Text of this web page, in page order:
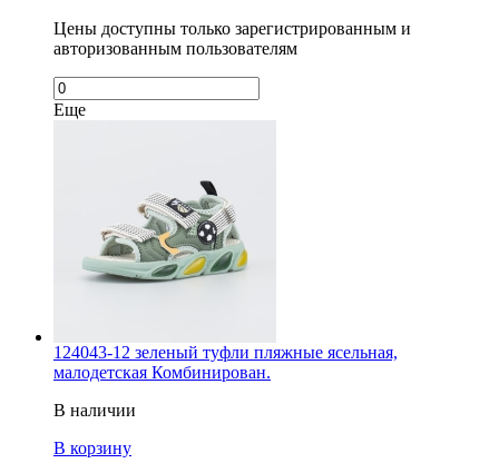
Цены доступны только зарегистрированным и
авторизованным пользователям
Еще
124043-12 зеленый туфли пляжные ясельная,
малодетская Комбинирован.
В наличии
В корзину